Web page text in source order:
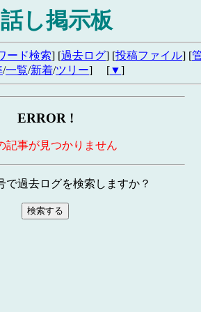
し掲示板
ード検索] [過去ログ] [投稿ファイル] [
/一覧/新着/ツリー] [▼]
ERROR !
記事が見つかりません
で過去ログを検索しますか？